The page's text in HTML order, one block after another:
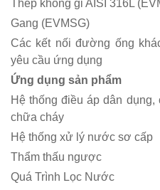
Thép không gỉ AISI 316L
Gang (EVMSG)
Các kết nối đường ống
yêu cầu ứng dụng
Ứng dụng sản phẩm
Hệ thống điều áp dân
chữa cháy
Hệ thống xử lý nước sơ cấp
Thẩm thấu ngược
Quá Trình Lọc Nước